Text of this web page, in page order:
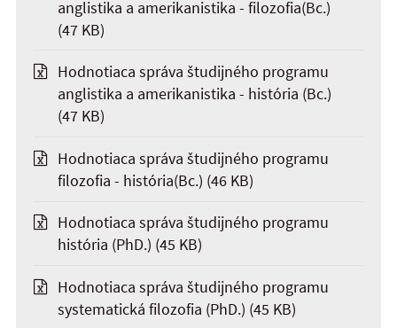
anglistika a amerikanistika - filozofia(Bc.)
(47 KB)
Hodnotiaca správa študijného programu
anglistika a amerikanistika - história (Bc.)
(47 KB)
Hodnotiaca správa študijného programu
filozofia - história(Bc.) (46 KB)
Hodnotiaca správa študijného programu
história (PhD.) (45 KB)
Hodnotiaca správa študijného programu
systematická filozofia (PhD.) (45 KB)